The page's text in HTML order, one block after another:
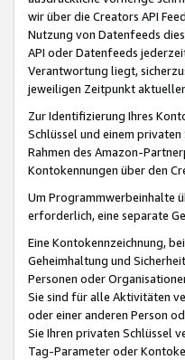
wir über die Creators API
Nutzung von Datenfeeds
API oder Datenfeeds
Verantwortung liegt,
jeweiligen Zeitpunkt
Zur Identifizierung Ihres
Schlüssel und einem
Rahmen des Amazon-
Kontokennungen über den
Um Programmwerbeinhalte
erforderlich, eine separate
Eine Kontokennzeichnung,
Geheimhaltung und
Personen oder
Sie sind für alle Aktivitäten
oder einer anderen Person
Sie Ihren privaten Schlüssel
Tag-Parameter oder